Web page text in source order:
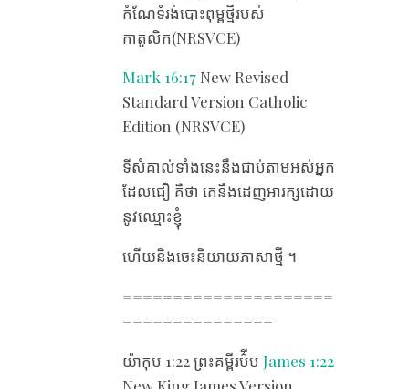
កំណែ​ទំរង់បោះពុម្ពថ្មីរបស់
កាតូលិក(NRSVCE)
Mark 16:17 New Revised
Standard Version Catholic
Edition (NRSVCE)
ទី​សំគាល់​ទាំង​នេះ​នឹង​ជាប់​តាម​អស់​អ្នក​
ដែល​ជឿ គឺ​ថា គេ​នឹង​ដេញ​អារក្ស​ដោយ​
នូវ​ឈ្មោះ​ខ្ញុំ
ហើយ​និង​ចេះ​និយាយ​ភាសា​ថ្មី ។
=====================
===============
យ៉ាកុប 1:22 ព្រះគម្ពីរប៌ីប James 1:22